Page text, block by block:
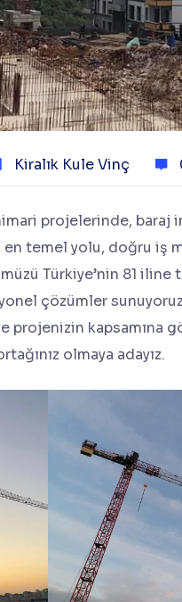
Kiralık Kule Vinç
projelerinde, baraj
en temel yolu, doğru iş
Türkiye’nin 81 iline
çözümler
projenizin kapsamına
olmaya adayız.